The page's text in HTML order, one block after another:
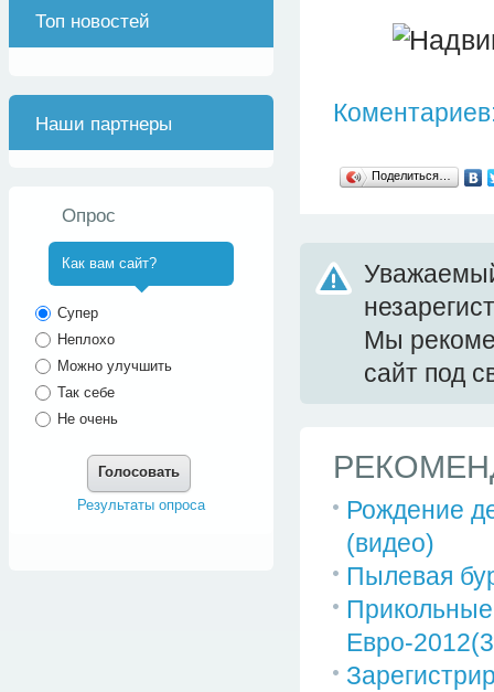
Поделиться…
Мы
сайт под
Рождение
(видео)
Пылевая
Евро-
Топ новостей
Наши партнеры
Опрос
Как вам сайт?
Супер
Неплохо
Можно улучшить
Так себе
Не очень
Голосовать
Результаты опроса